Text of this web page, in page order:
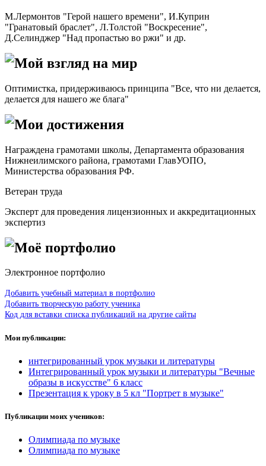
М.Лермонтов "Герой нашего времени", И.Куприн
"Гранатовый браслет", Л.Толстой "Воскресение",
Д.Селинджер "Над пропастью во ржи" и др.
Мой взгляд на мир
Оптимистка, придерживаюсь принципа "Все, что ни делается,
делается для нашего же блага"
Мои достижения
Награждена грамотами школы, Департамента образования
Нижнеилимского района, грамотами ГлавУОПО,
Министерства образования РФ.
Ветеран труда
Эксперт для проведения лицензионных и аккредитационных
экспертиз
Моё портфолио
Электронное портфолио
Добавить учебный материал в портфолио
Добавить творческую работу ученика
Код для вставки списка публикаций на другие сайты
Мои публикации:
интегрированный урок музыки и литературы
Интегрированный урок музыки и литературы "Вечные
образы в искусстве" 6 класс
Презентация к уроку в 5 кл "Портрет в музыке"
Публикации моих учеников:
Олимпиада по музыке
Олимпиада по музыке